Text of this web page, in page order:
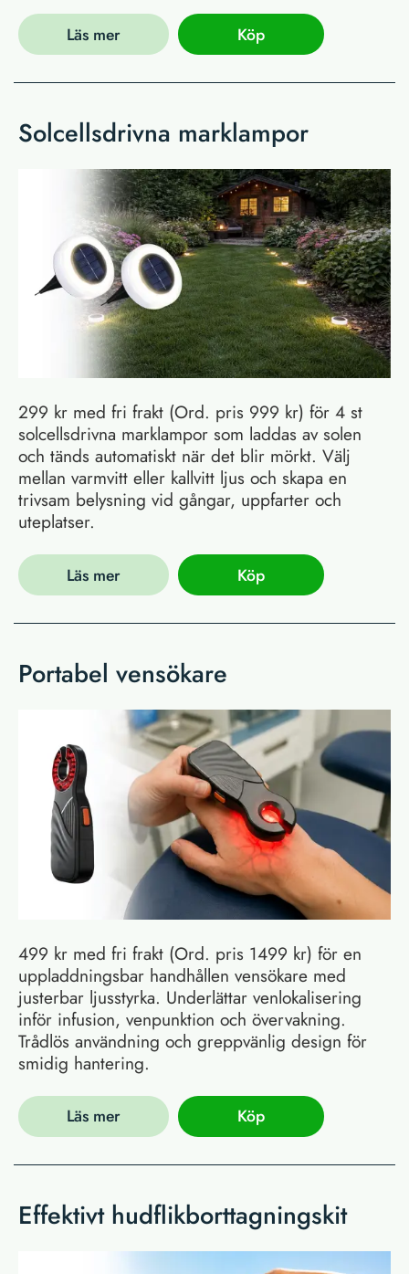
Läs mer Köp
Solcellsdrivna marklampor
299 kr med fri frakt (Ord. pris 999 kr) för 4 st
solcellsdrivna marklampor som laddas av solen
och tänds automatiskt när det blir mörkt. Välj
mellan varmvitt eller kallvitt ljus och skapa en
trivsam belysning vid gångar, uppfarter och
uteplatser.
Läs mer Köp
Portabel vensökare
499 kr med fri frakt (Ord. pris 1499 kr) för en
uppladdningsbar handhållen vensökare med
justerbar ljusstyrka. Underlättar venlokalisering
inför infusion, venpunktion och övervakning.
Trådlös användning och greppvänlig design för
smidig hantering.
Läs mer Köp
Effektivt hudflikborttagningskit